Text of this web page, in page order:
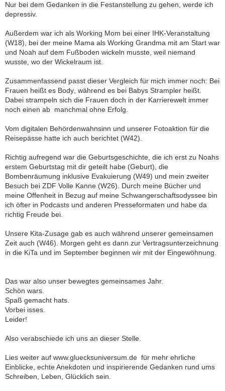
Nur bei dem Gedanken in die Festanstellung zu gehen, werde ich
depressiv.
Außerdem war ich als Working Mom bei einer IHK-Veranstaltung
(W18), bei der meine Mama als Working Grandma mit am Start war
und Noah auf dem Fußboden wickeln musste, weil niemand
wusste, wo der Wickelraum ist.
Zusammenfassend passt dieser Vergleich für mich immer noch: Bei
Frauen heißt es Body, während es bei Babys Strampler heißt.
Dabei strampeln sich die Frauen doch in der Karrierewelt immer
noch einen ab  manchmal ohne Erfolg.
Vom digitalen Behördenwahnsinn und unserer Fotoaktion für die
Reisepässe hatte ich auch berichtet (W42).
Richtig aufregend war die Geburtsgeschichte, die ich erst zu Noahs
erstem Geburtstag mit dir geteilt habe (Geburt), die
Bombenräumung inklusive Evakuierung (W49) und mein zweiter
Besuch bei ZDF Volle Kanne (W26). Durch meine Bücher und
meine Offenheit in Bezug auf meine Schwangerschaftsodyssee bin
ich öfter in Podcasts und anderen Presseformaten und habe da
richtig Freude bei.
Unsere Kita-Zusage gab es auch während unserer gemeinsamen
Zeit auch (W46). Morgen geht es dann zur Vertragsunterzeichnung
in die KiTa und im September beginnen wir mit der Eingewöhnung.
Das war also unser bewegtes gemeinsames Jahr.
Schön wars.
Spaß gemacht hats.
Vorbei isses.
Leider!
Also verabschiede ich uns an dieser Stelle.
Lies weiter auf www.gluecksuniversum.de  für mehr ehrliche
Einblicke, echte Anekdoten und inspirierende Gedanken rund ums
Schreiben, Leben, Glücklich sein.